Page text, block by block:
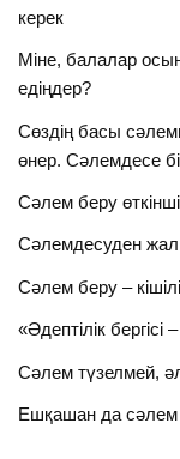
керек
Міне, балалар
едіңдер?
Сөздің басы
өнер. Сәлемдесе
Сәлем беру өткінші
Сәлемдесуден
Сәлем беру –
«Әдептілік бергісі
Сәлем түзелмей,
Ешқашан да